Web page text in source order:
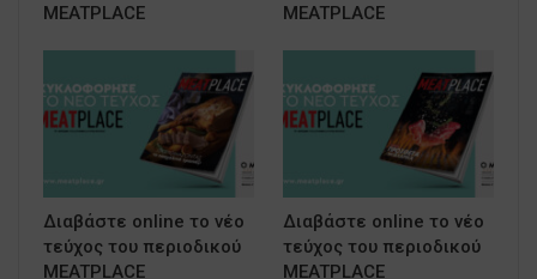
MEATPLACE
MEATPLACE
Διαβάστε online το νέο
τεύχος του περιοδικού
MEATPLACE
Διαβάστε online το νέο
τεύχος του περιοδικού
MEATPLACE